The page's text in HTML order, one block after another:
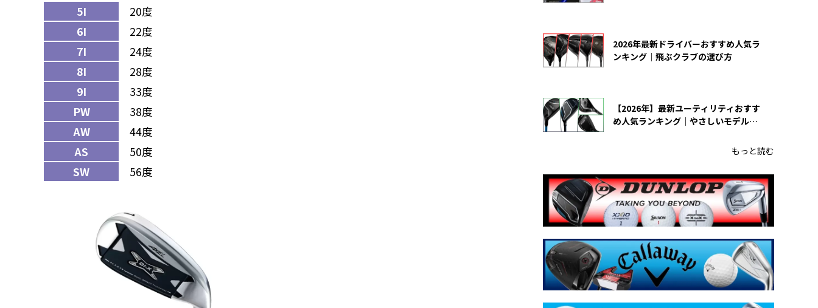
5I
20度
6I
22度
7I
24度
8I
28度
9I
33度
PW
38度
AW
44度
AS
50度
SW
56度
2026年最新ドライバーおすすめ人気ラ
ンキング｜飛ぶクラブの選び方
【2026年】最新ユーティリティおすす
め人気ランキング｜やさしいモデルの
もっと読む